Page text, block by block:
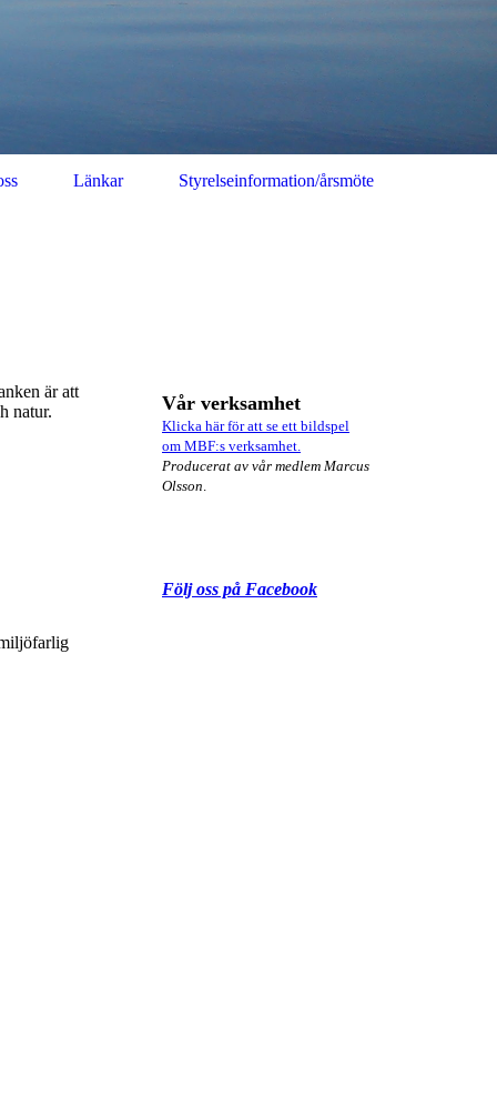
Länkar Styrelseinformation/årsmöte
är att
natur.
Vår verksamhet
Klicka här för att se ett bildspel
om MBF:s verksamhet.
Producerat av vår medlem Marcus
Olsson
Följ oss på Facebook